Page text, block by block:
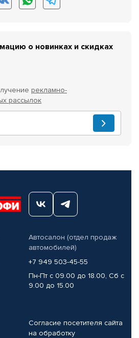
о новинках и скидках
рекламно-
рассылок
Автосалон (отдел продаж
автомобилей)
+7 949 503-45-55
Пн-Пт с 09.00 до 18.00, Сб с
9.00 до 15.00
Согласие посетителя сайта
на обработку